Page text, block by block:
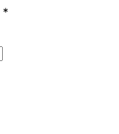
*